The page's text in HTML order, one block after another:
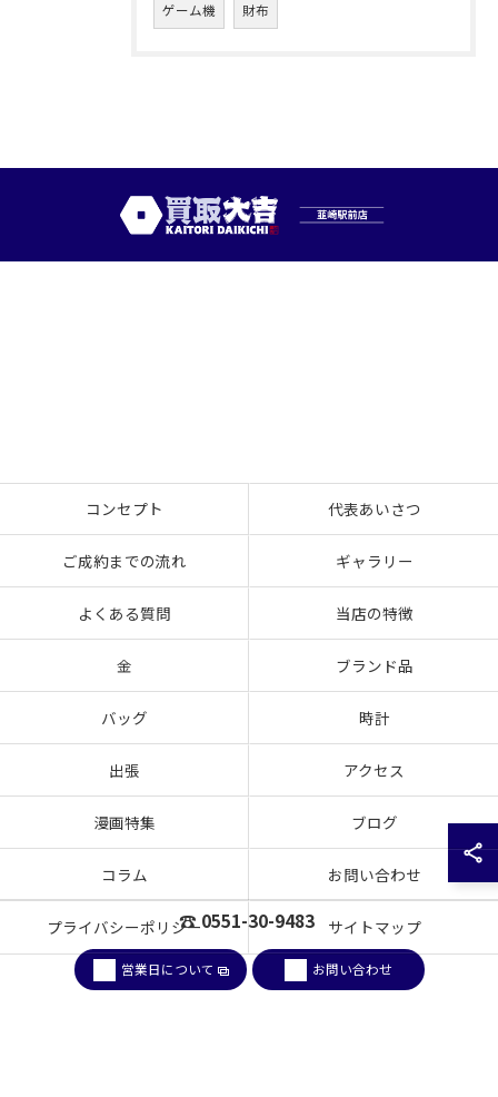
ゲーム機 財布
☎ 0551-30-9483
営業日について お問い合わせ
コンセプト 代表あいさつ
ご成約までの流れ ギャラリー
よくある質問 当店の特徴
金 ブランド品
バッグ 時計
出張 アクセス
漫画特集 ブログ
コラム お問い合わせ
プライバシーポリシー サイトマップ
© 2026 山梨県韮崎市のお買取なら買取大吉 韮崎駅前店 ALL RIGHTS RESERVED.